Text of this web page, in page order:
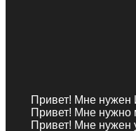
Привет! Мне нужен
Привет! Мне нужно
Привет! Мне нужен